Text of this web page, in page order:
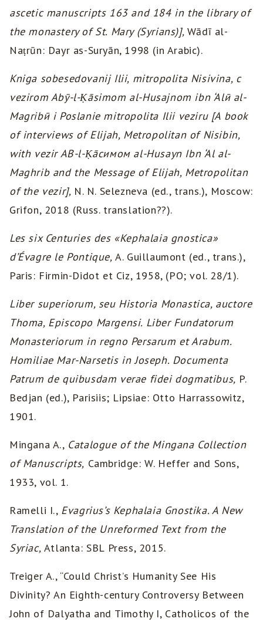
ascetic manuscripts 163 and 184 in the library of
the monastery of St. Mary (Syrians)], Wādī al-
Naṭrūn: Dayr as-Suryān, 1998 (in Arabic).
Kniga sobesedovanij Ilii, mitropolita Nisivina, c
vezirom Abӯ-l-Ḳāsimom al-Husajnom ibn ‘Alӣal-
Magribӣi Poslanie mitropolita Ilii veziru [A book
of interviews of Elijah, Metropolitan of Nisibin,
with vezir AB-l-Ḳāсимом al-Husayn Ibn ‘Al al-
Maghrib and the Message of Elijah, Metropolitan
of the vezir], N. N. Selezneva (ed., trans.), Moscow:
Grifon, 2018 (Russ. translation??).
Les six Centuries des «Kephalaia gnostica»
d’Évagre le Pontique, A. Guillaumont (ed., trans.),
Paris: Firmin-Didot et Ciz, 1958, (PO; vol. 28/1).
Liber superiorum, seu Historia Monastica, auctore
Thoma, Episcopo Margensi. Liber Fundatorum
Monasteriorum in regno Persarum et Arabum.
Homiliae Mar-Narsetis in Joseph. Documenta
Patrum de quibusdam verae fidei dogmatibus, P.
Bedjan (ed.), Parisiis; Lipsiae: Otto Harrassowitz,
1901.
Mingana A., Catalogue of the Mingana Collection
of Manuscripts, Cambridge: W. Heffer and Sons,
1933, vol. 1.
Ramelli I., Evagrius’s Kephalaia Gnostika. A New
Translation of the Unreformed Text from the
Syriac, Atlanta: SBL Press, 2015.
Treiger A., “Could Christ’s Humanity See His
Divinity? An Eighth-century Controversy Between
John of Dalyatha and Timothy I, Catholicos of the